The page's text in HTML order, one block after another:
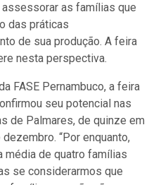
as famílias que
das práticas
de sua produção. A feira
nesta perspectiva.
FASE Pernambuco, a feira
seu potencial nas
de Palmares, de quinze em
“Por enquanto,
média de quatro famílias
se considerarmos que